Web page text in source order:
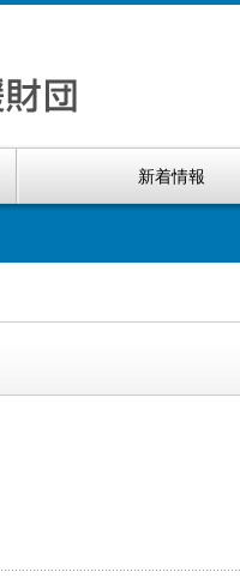
新着情報